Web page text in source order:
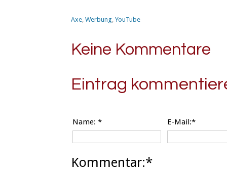
Axe, Werbung, YouTube
Keine Kommentare
Eintrag
Name: * E-Mail:*
Kommentar:*